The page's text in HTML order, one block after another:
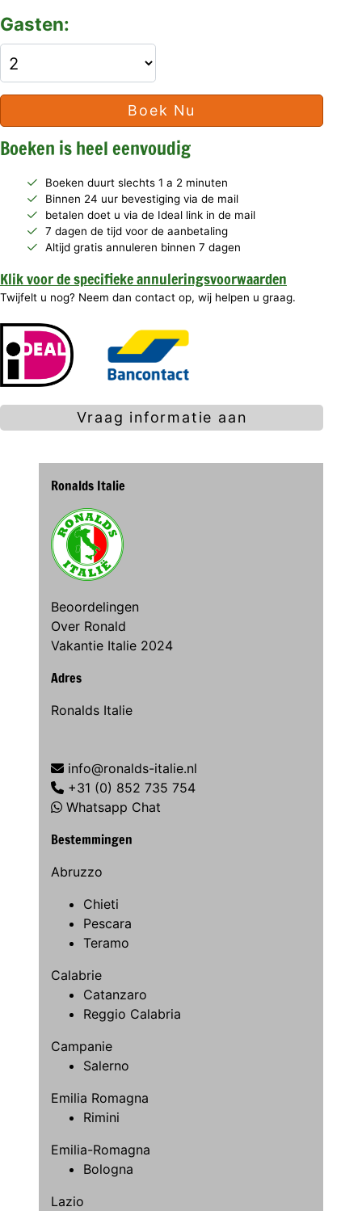
Gasten:
Boek Nu
Boeken is heel eenvoudig
Boeken duurt slechts 1 a 2 minuten
Binnen 24 uur bevestiging via de mail
betalen doet u via de Ideal link in de mail
7 dagen de tijd voor de aanbetaling
Altijd gratis annuleren binnen 7 dagen
Klik voor de specifieke annuleringsvoorwaarden
Twijfelt u nog? Neem dan contact op, wij helpen u graag.
Vraag informatie aan
Ronalds Italie
Beoordelingen
Over Ronald
Vakantie Italie 2024
Adres
Ronalds Italie
info@ronalds-italie.nl
+31 (0) 852 735 754
Whatsapp Chat
Bestemmingen
Abruzzo
Chieti
Pescara
Teramo
Calabrie
Catanzaro
Reggio Calabria
Campanie
Salerno
Emilia Romagna
Rimini
Emilia-Romagna
Bologna
Lazio